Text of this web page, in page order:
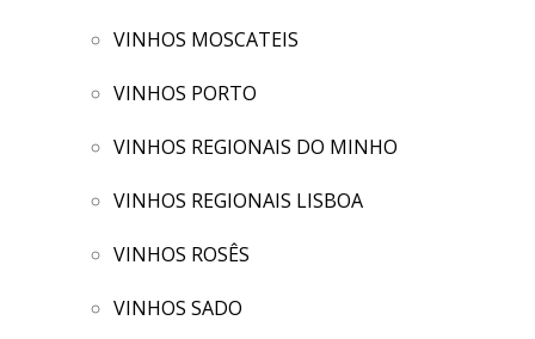
VINHOS MOSCATEIS
VINHOS PORTO
VINHOS REGIONAIS DO MINHO
VINHOS REGIONAIS LISBOA
VINHOS ROSÊS
VINHOS SADO